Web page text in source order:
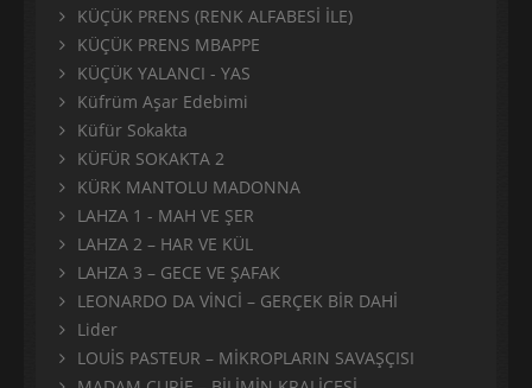
KÜÇÜK PRENS (RENK ALFABESİ İLE)
KÜÇÜK PRENS MBAPPE
KÜÇÜK YALANCI - YAS
Küfrüm Aşar Edebimi
Küfür Sokakta
KÜFÜR SOKAKTA 2
KÜRK MANTOLU MADONNA
LAHZA 1 - MAH VE ŞER
LAHZA 2 – HAR VE KÜL
LAHZA 3 – GECE VE ŞAFAK
LEONARDO DA VİNCİ – GERÇEK BİR DAHİ
Lider
LOUİS PASTEUR – MİKROPLARIN SAVAŞÇISI